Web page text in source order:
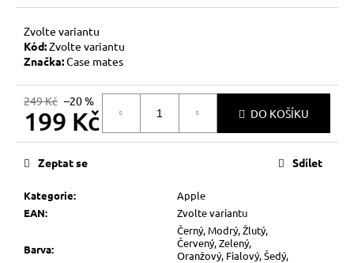
Zvolte variantu
Kód:Zvolte variantu
Značka:Case mates
249 Kč –20 %
199 Kč
Měrná
DO KOŠÍKU
Kategorie:
Apple
EAN: Zvolte variantu
Barva:
Černý, Modrý, Žlutý,
Červený, Zelený,
Oranžový, Fialový, Šedý,
Zeptat se Sdílet
r
u
u
j
e
m